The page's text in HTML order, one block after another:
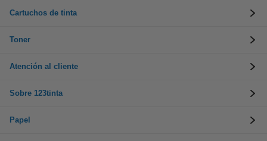
Cartuchos de tinta
Toner
Atención al cliente
Sobre 123tinta
Papel